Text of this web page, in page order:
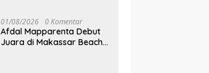
01/08/2026 0 Komentar
Afdal Mapparenta Debut
Juara di Makassar Beach